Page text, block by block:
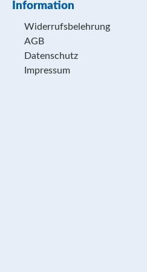
Information
Widerrufsbelehrung
AGB
Datenschutz
Impressum